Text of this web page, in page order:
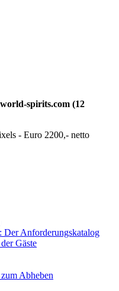
spirits.com (12
- Euro 2200,- netto
Der Anforderungskatalog
Gäste
Abheben